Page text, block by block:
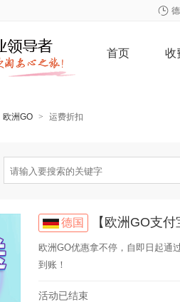
首页 收
欧洲GO > 运费折扣
德国 【欧洲GO支
欧洲GO优惠拿不停，自即日起通
到账！
活动已结束